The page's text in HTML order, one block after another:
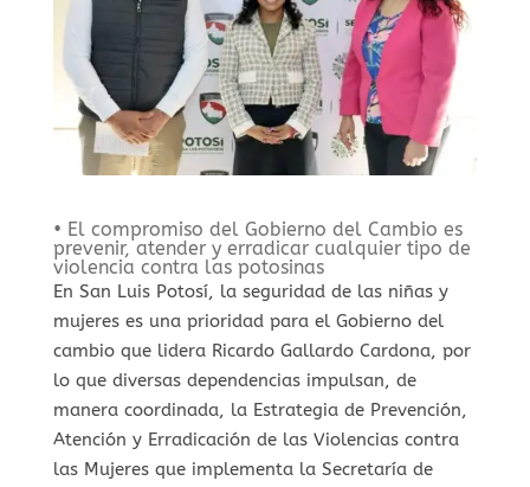
• El compromiso del Gobierno del Cambio es
prevenir, atender y erradicar cualquier tipo de
violencia contra las potosinas
En San Luis Potosí, la seguridad de las niñas y
mujeres es una prioridad para el Gobierno del
cambio que lidera Ricardo Gallardo Cardona, por
lo que diversas dependencias impulsan, de
manera coordinada, la Estrategia de Prevención,
Atención y Erradicación de las Violencias contra
las Mujeres que implementa la Secretaría de